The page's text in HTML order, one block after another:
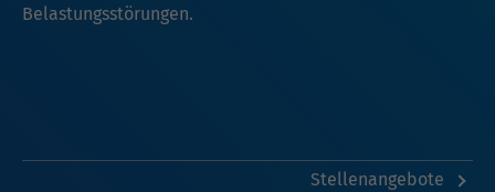
Belastungsstörungen.
Stellenangebote